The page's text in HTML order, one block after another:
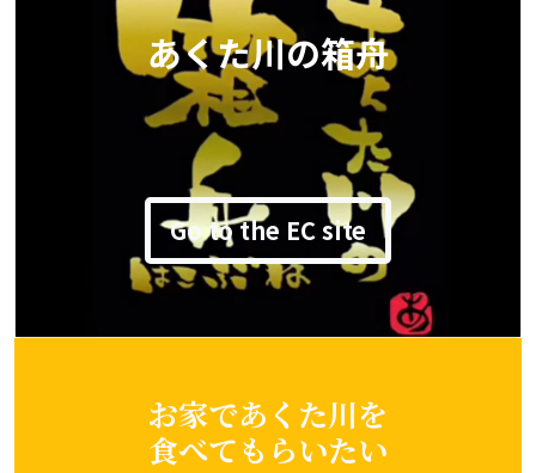
あくた川の箱舟
Go to the EC site
お家であくた川を
食べてもらいたい